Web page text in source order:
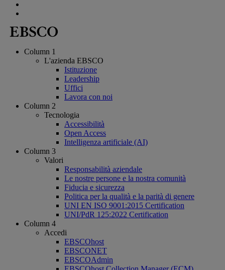
Column 1
L'azienda EBSCO
Istituzione
Leadership
Uffici
Lavora con noi
Column 2
Tecnologia
Accessibilità
Open Access
Intelligenza artificiale (AI)
Column 3
Valori
Responsabilità aziendale
Le nostre persone e la nostra comunità
Fiducia e sicurezza
Politica per la qualità e la parità di genere
UNI EN ISO 9001:2015 Certification
UNI/PdR 125:2022 Certification
Column 4
Accedi
EBSCOhost
EBSCONET
EBSCOAdmin